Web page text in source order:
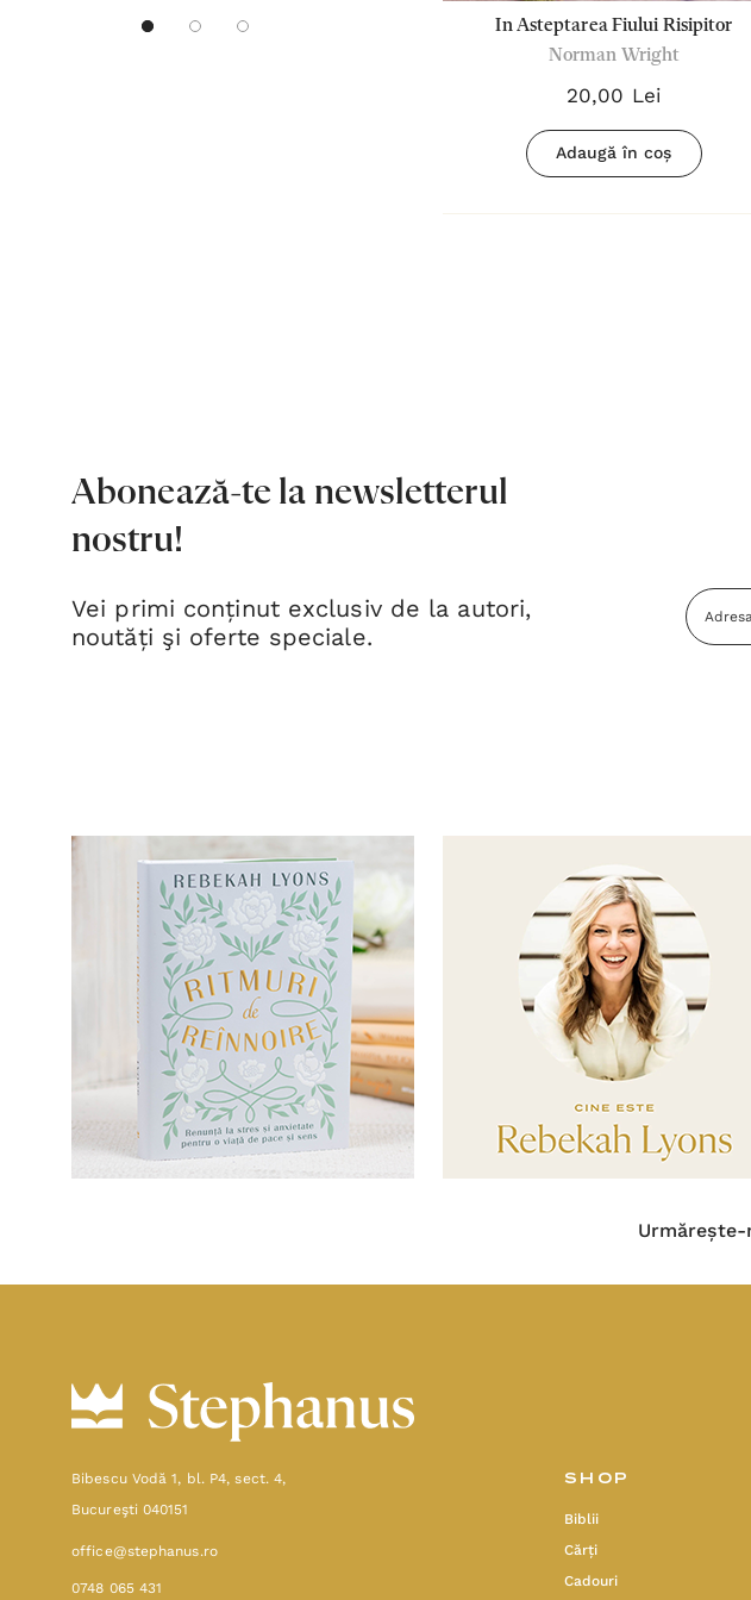
In Asteptarea Fiului Risipitor
Norman Wright
20,00 Lei
Adaugă în coș
Abonează-te la newsletterul
nostru!
Vei primi conținut exclusiv de la autori,
noutăți şi oferte speciale.
Adresa
Email
Urmărește-
Bibescu Vodă 1, bl. P4, sect. 4,
Bucureşti 040151
office@stephanus.ro
0748 065 431
SHOP
Biblii
Cărți
Cadouri